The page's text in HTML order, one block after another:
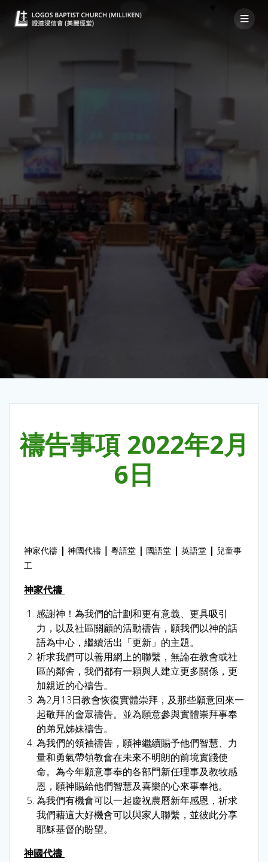
禱告事項 2022年2月
6日
神家代禱 | 神國代禱 ｜ 粵語堂 | 國語堂 | 英語堂 | 兒童事
工
神家代禱
感謝神！為我們的計劃和更有意義、更具吸引
力，以及社區關顧的活動禱告，願我們以神的話
語為中心，繼續活出「更新」的主題。
祈求我們可以善用網上的聯繫，無論在教會或社
區的鄰舍，我們都有一顆與人建立更多關係，更
加親近的心禱告。
為2月13日教會恢復實體崇拜，及那些願意回來一
起敬拜的會眾禱告。並為願意參與實體崇拜事奉
的弟兄姊妹禱告。
為我們的領袖禱告，願神繼續賜予他們智慧、力
量和勇氣帶領教會在未來不明朗的前境實踐使
命。為今年願意事奉的各部門新任理事及教牧感
恩，願神賜給他們智慧及喜樂的心來事奉祂。
為我們有機會可以一起慶祝農曆新年感恩，祈求
我們藉這大好機會可以與家人聯繫，並彼此分享
耶穌基督的盼望。
神國代禱